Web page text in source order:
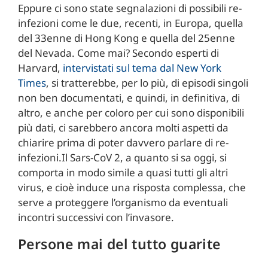
Eppure ci sono state segnalazioni di possibili re-
infezioni come le due, recenti, in Europa, quella
del 33enne di Hong Kong e quella del 25enne
del Nevada. Come mai? Secondo esperti di
Harvard, intervistati sul tema dal New York
Times, si tratterebbe, per lo più, di episodi singoli
non ben documentati, e quindi, in definitiva, di
altro, e anche per coloro per cui sono disponibili
più dati, ci sarebbero ancora molti aspetti da
chiarire prima di poter davvero parlare di re-
infezioni.Il Sars-CoV 2, a quanto si sa oggi, si
comporta in modo simile a quasi tutti gli altri
virus, e cioè induce una risposta complessa, che
serve a proteggere l’organismo da eventuali
incontri successivi con l’invasore.
Persone mai del tutto guarite